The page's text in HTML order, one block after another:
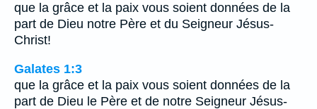
que la grâce et la paix vous soient données de la
part de Dieu notre Père et du Seigneur Jésus-
Christ!
Galates 1:3
que la grâce et la paix vous soient données de la
part de Dieu le Père et de notre Seigneur Jésus-